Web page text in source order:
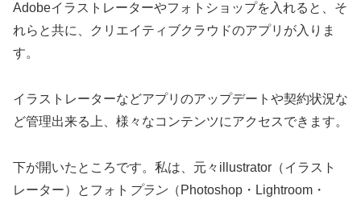
Adobeイラストレーターやフォトショップを入れると、そ
れらと共に、クリエイティブクラウドのアプリが入りま
す。
イラストレーターなどアプリのアップデートや契約状況な
ど管理出来る上、様々なコンテンツにアクセスできます。
下が開いたところです。私は、元々illustrator（イラスト
レーター）とフォト プラン（Photoshop・Lightroom・